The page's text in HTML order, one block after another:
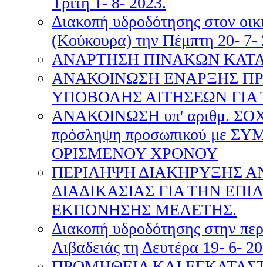
Διακοπή υδροδότησης στον
(Κούκουρα) την Πέμπτη 20- 7-
ΑΝΑΡΤΗΣΗ ΠΙΝΑΚΩΝ
ΑΝΑΚΟΙΝΩΣΗ ΕΝΑΡΞΗΣ
ΥΠΟΒΟΛΗΣ ΑΙΤΗΣΕΩΝ ΓΙΑ
ΑΝΑΚΟΙΝΩΣΗ υπ' αριθμ. ΣΟΧ
πρόσληψη προσωπικού με
ΟΡΙΣΜΕΝΟΥ ΧΡΟΝΟΥ
ΠΕΡΙΛΗΨΗ ΔΙΑΚΗΡΥΞΗΣ
ΔΙΑΔΙΚΑΣΙΑΣ ΓΙΑ ΤΗΝ
ΕΚΠΟΝΗΣΗΣ ΜΕΛΕΤΗΣ.
Διακοπή υδροδότησης στην
Λιβαδειάς τη Δευτέρα 19- 6-